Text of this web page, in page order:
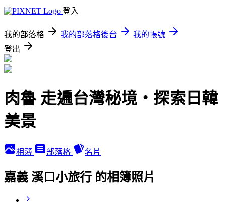
登入
我的部落格 我的部落格後台
我的帳號
登出
肉魯 走遍台灣秘境・探索日韓
美景
相簿 部落格 名片
嘉義 溪口小旅行 的相簿照片